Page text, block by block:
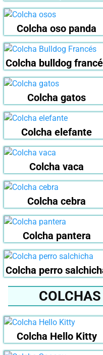
Colcha oso panda
Colcha bulldog
Colcha gatos
Colcha elefante
Colcha vaca
Colcha cebra
Colcha pantera
Colcha perro
Colcha Hello Kitty